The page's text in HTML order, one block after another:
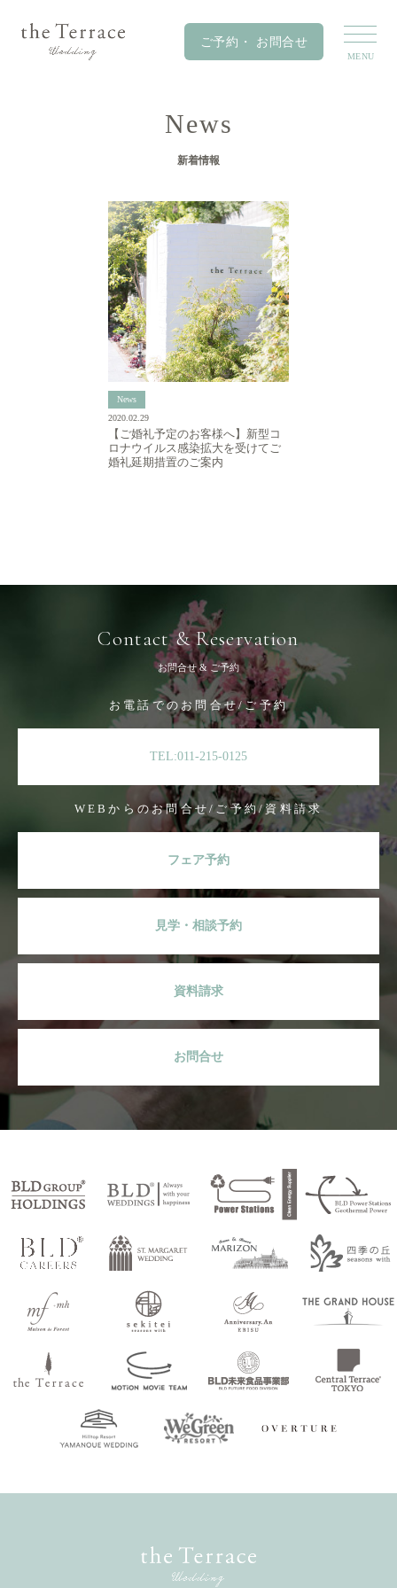
News
新着情報
News
2020.02.29
【ご婚礼予定のお客様へ】新型コ
ロナウイルス感染拡大を受けてご
婚礼延期措置のご案内
Contact & Reservation
お問合せ & ご予約
お電話でのお問合せ/ご予約
TEL:011-215-0125
WEBからのお問合せ/ご予約/資料請求
フェア予約
見学・相談予約
資料請求
お問合せ